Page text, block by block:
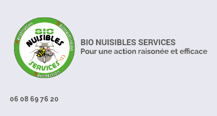
06 08 69 76 20